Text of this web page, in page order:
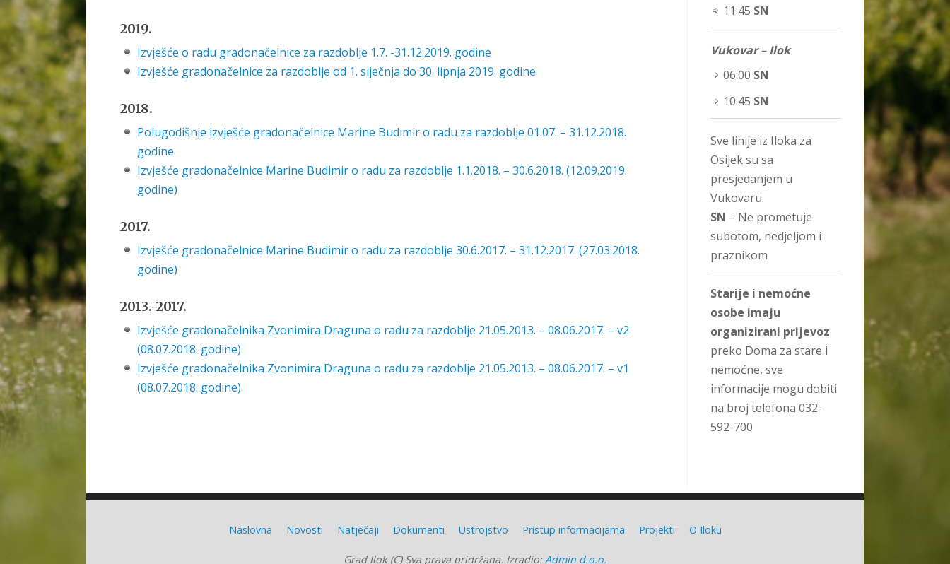
2019.
Izvješće o radu gradonačelnice za razdoblje 1.7. -31.12.2019. godine
Izvješće gradonačelnice za razdoblje od 1. siječnja do 30. lipnja 2019. godine
2018.
Polugodišnje izvješće gradonačelnice Marine Budimir o radu za razdoblje 01.07. – 31.12.2018.
godine
Izvješće gradonačelnice Marine Budimir o radu za razdoblje 1.1.2018. – 30.6.2018. (12.09.2019.
godine)
2017.
Izvješće gradonačelnice Marine Budimir o radu za razdoblje 30.6.2017. – 31.12.2017. (27.03.2018.
godine)
2013.-2017.
Izvješće gradonačelnika Zvonimira Draguna o radu za razdoblje 21.05.2013. – 08.06.2017. – v2
(08.07.2018. godine)
Izvješće gradonačelnika Zvonimira Draguna o radu za razdoblje 21.05.2013. – 08.06.2017. – v1
(08.07.2018. godine)
11:45 SN
Vukovar – Ilok
06:00 SN
10:45 SN
Sve linije iz Iloka za
Osijek su sa
presjedanjem u
Vukovaru.
SN – Ne prometuje
subotom, nedjeljom i
praznikom
Starije i nemoćne
osobe imaju
organizirani prijevoz
preko Doma za stare i
nemoćne, sve
informacije mogu dobiti
na broj telefona 032-
592-700
Naslovna Novosti Natječaji Dokumenti Ustrojstvo Pristup informacijama Projekti O Iloku
Grad Ilok (C) Sva prava pridržana. Izradio:Admin d.o.o.